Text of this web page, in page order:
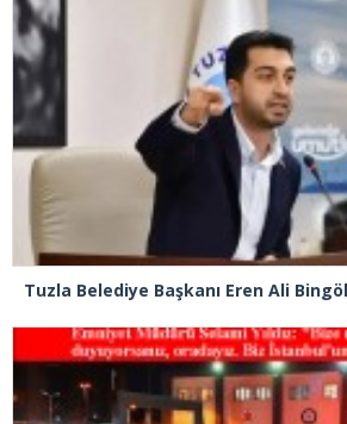
Tuzla Belediye Başkanı Eren Ali